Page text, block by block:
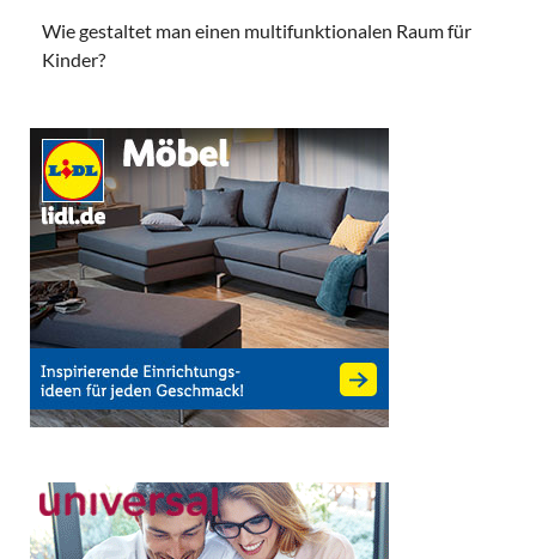
Wie gestaltet man einen multifunktionalen Raum für
Kinder?